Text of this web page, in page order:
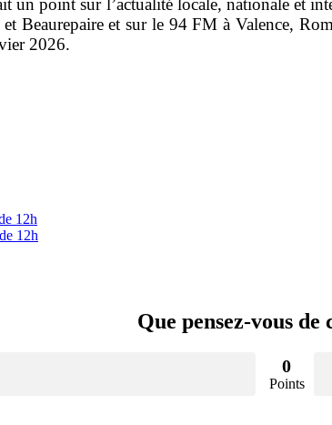
point sur l’actualité locale, nationale et
Beaurepaire et sur le 94 FM à Valence,
2026.
12h
12h
Que pensez-vous de
0
Points